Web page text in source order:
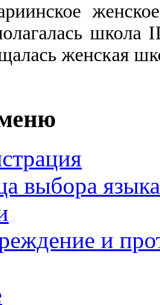
школа
женская
выбора языка
и